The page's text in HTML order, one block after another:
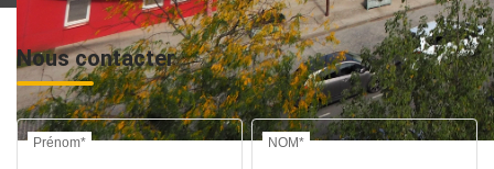
Nous contacter
Prénom* NOM*